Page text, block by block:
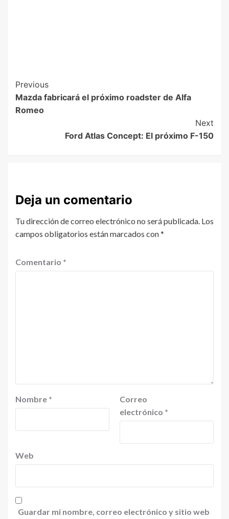
Previous
Mazda fabricará el próximo roadster de Alfa
Romeo
Next
Ford Atlas Concept: El próximo F-150
Deja un comentario
Tu dirección de correo electrónico no será publicada. Los
campos obligatorios están marcados con*
Comentario *
Nombre *
Correo
electrónico *
Web
Guardar mi nombre, correo electrónico y sitio web